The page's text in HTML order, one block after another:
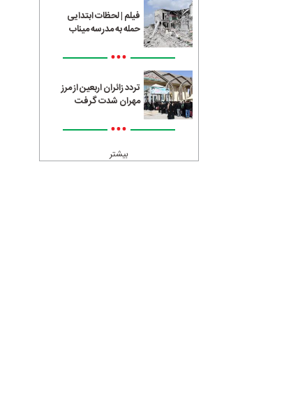
فیلم | لحظات ابتدایی
حمله به مدرسه میناب
•••
تردد زائران اربعین از مرز
مهران شدت گرفت
•••
بیشتر